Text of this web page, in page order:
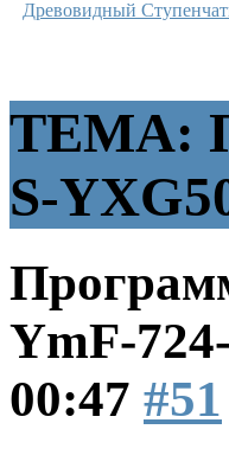
Древовидный
ТЕМА:
S-
YmF-
00:47 #51